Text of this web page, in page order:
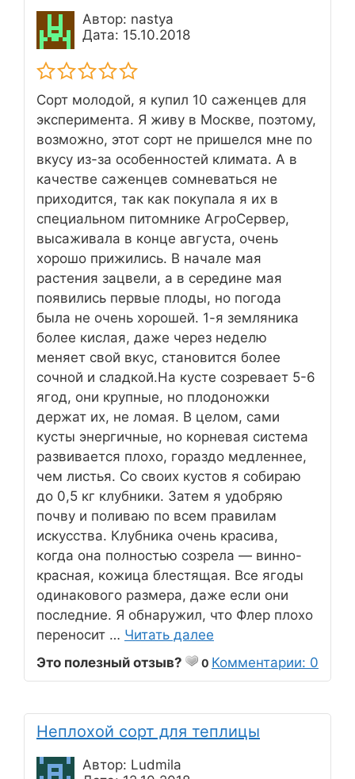
Автор: nastya
Дата: 15.10.2018
Сорт молодой, я купил 10 саженцев для
эксперимента. Я живу в Москве, поэтому,
возможно, этот сорт не пришелся мне по
вкусу из-за особенностей климата. А в
качестве саженцев сомневаться не
приходится, так как покупала я их в
специальном питомнике АгроСервер,
высаживала в конце августа, очень
хорошо прижились. В начале мая
растения зацвели, а в середине мая
появились первые плоды, но погода
была не очень хорошей. 1-я земляника
более кислая, даже через неделю
меняет свой вкус, становится более
сочной и сладкой.На кусте созревает 5-6
ягод, они крупные, но плодоножки
держат их, не ломая. В целом, сами
кусты энергичные, но корневая система
развивается плохо, гораздо медленнее,
чем листья. Со своих кустов я собираю
до 0,5 кг клубники. Затем я удобряю
почву и поливаю по всем правилам
искусства. Клубника очень красива,
когда она полностью созрела — винно-
красная, кожица блестящая. Все ягоды
одинакового размера, даже если они
последние. Я обнаружил, что Флер плохо
переносит … Читать далее
Это полезный отзыв?
0 Комментарии: 0
Неплохой сорт для теплицы
Автор: Ludmila